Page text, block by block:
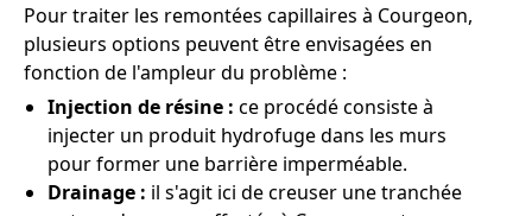
Pour traiter les remontées capillaires à Courgeon,
plusieurs options peuvent être envisagées en
fonction de l'ampleur du problème :
Injection de résine : ce procédé consiste à
injecter un produit hydrofuge dans les murs
pour former une barrière imperméable.
Drainage : il s'agit ici de creuser une tranchée